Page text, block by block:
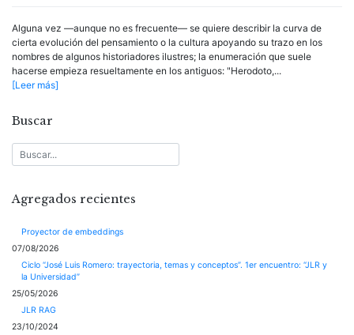
Alguna vez —aunque no es frecuente— se quiere describir la curva de
cierta evolución del pensamiento o la cultura apoyando su trazo en los
nombres de algunos historiadores ilustres; la enumeración que suele
hacerse empieza resueltamente en los antiguos: "Herodoto,...
[Leer más]
Buscar
Agregados recientes
Proyector de embeddings
07/08/2026
Ciclo “José Luis Romero: trayectoria, temas y conceptos”. 1er encuentro: “JLR y
la Universidad”
25/05/2026
JLR RAG
23/10/2024